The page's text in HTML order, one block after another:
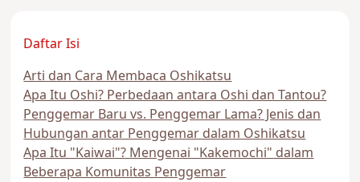
Daftar Isi
Arti dan Cara Membaca Oshikatsu
Apa Itu Oshi? Perbedaan antara Oshi dan Tantou?
Penggemar Baru vs. Penggemar Lama? Jenis dan
Hubungan antar Penggemar dalam Oshikatsu
Apa Itu "Kaiwai"? Mengenai "Kakemochi" dalam
Beberapa Komunitas Penggemar